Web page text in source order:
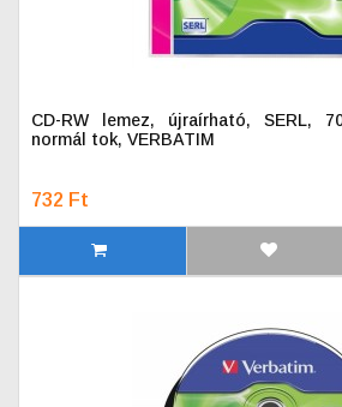
CD-RW lemez, újraírható, SERL,
normál tok, VERBATIM
732 Ft